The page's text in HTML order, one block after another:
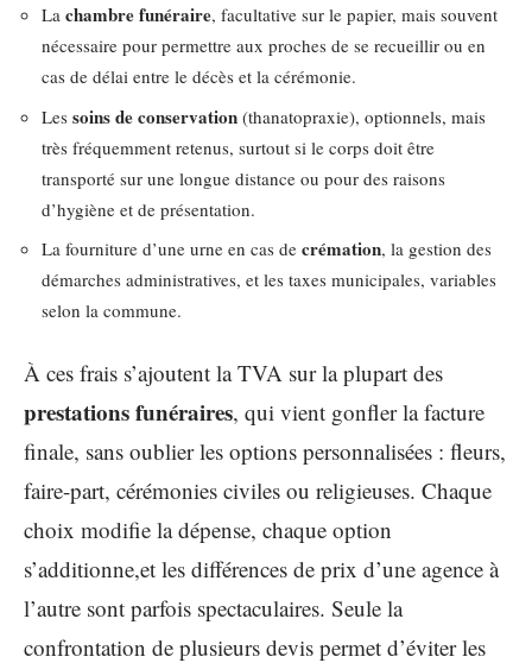
La chambre funéraire, facultative sur le papier, mais souvent
nécessaire pour permettre aux proches de se recueillir ou en
cas de délai entre le décès et la cérémonie.
Les soins de conservation (thanatopraxie), optionnels, mais
très fréquemment retenus, surtout si le corps doit être
transporté sur une longue distance ou pour des raisons
d’hygiène et de présentation.
La fourniture d’une urne en cas de crémation, la gestion des
démarches administratives, et les taxes municipales, variables
selon la commune.
À ces frais s’ajoutent la TVA sur la plupart des
prestations funéraires, qui vient gonfler la facture
finale, sans oublier les options personnalisées : fleurs,
faire-part, cérémonies civiles ou religieuses. Chaque
choix modifie la dépense, chaque option
s’additionne,et les différences de prix d’une agence à
l’autre sont parfois spectaculaires. Seule la
confrontation de plusieurs devis permet d’éviter les